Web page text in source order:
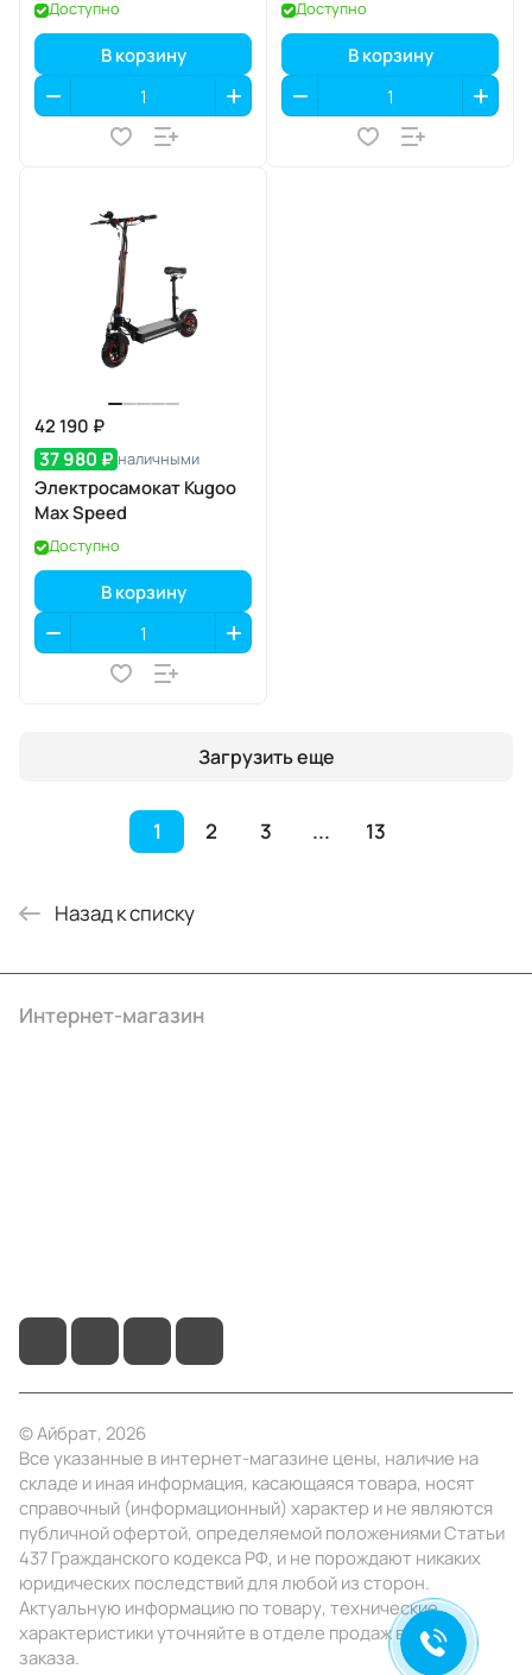
Доступно
В корзину
Доступно
В корзину
42 190 ₽
37 980 ₽ наличными
Электросамокат Kugoo
Max Speed
Доступно
В корзину
Загрузить еще
1 2 3 ... 13
Назад к списку
Интернет-магазин
© Айбрат, 2026
Все указанные в интернет-магазине цены, наличие на
складе и иная информация, касающаяся товара, носят
справочный (информационный) характер и не являются
публичной офертой, определяемой положениями Статьи
437 Гражданского кодекса РФ, и не порождают никаких
юридических последствий для любой из сторон.
Актуальную информацию по товару, технические
характеристики уточняйте в отделе продаж в день
заказа.